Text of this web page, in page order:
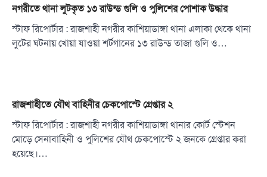
নগরীতে থানা লুটকৃত ১৩ রাউন্ড গুলি ও পুলিশের পোশাক উদ্ধার
স্টাফ রিপোর্টার : রাজশাহী নগরীর কাশিয়াডাঙ্গা থানা এলাকা থেকে থানা
লুটের ঘটনায় খোয়া যাওয়া শর্টগানের ১৩ রাউন্ড তাজা গুলি ও…
রাজশাহীতে যৌথ বাহিনীর চেকপোস্টে গ্রেপ্তার ২
স্টাফ রিপোর্টার : রাজশাহী নগরীর কাশিয়াডাঙ্গা থানার কোর্ট স্টেশন
মোড়ে সেনাবাহিনী ও পুলিশের যৌথ চেকপোস্টে ২ জনকে গ্রেপ্তার করা
হয়েছে।…